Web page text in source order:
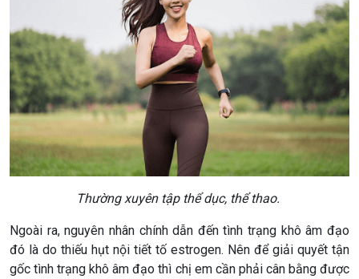
Thường xuyên tập thể dục, thể thao.
Ngoài ra, nguyên nhân chính dẫn đến tình trạng khô âm đạo
đó là do thiếu hụt nội tiết tố estrogen. Nên để giải quyết tận
gốc tình trạng khô âm đạo thì chị em cần phải cân bằng được